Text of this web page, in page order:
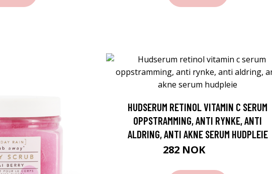
HUDSERUM RETINOL VITAMIN C SERUM
OPPSTRAMMING, ANTI RYNKE, ANTI
ALDRING, ANTI AKNE SERUM HUDPLEIE
282 NOK